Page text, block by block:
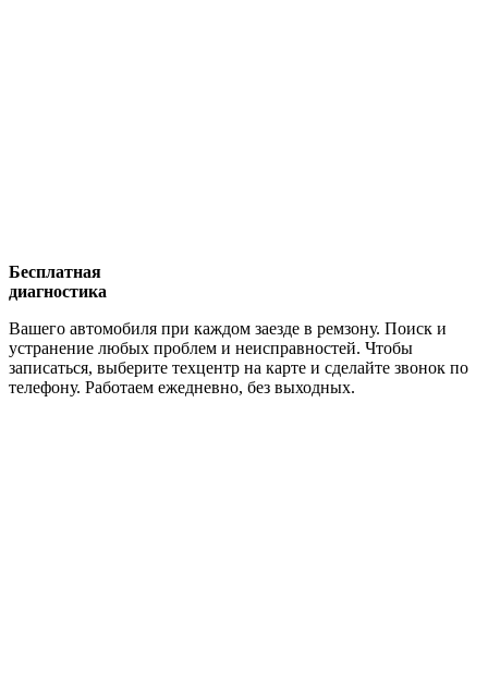
Бесплатная
диагностика
Вашего автомобиля при каждом заезде в ремзону. Поиск и
устранение любых проблем и неисправностей. Чтобы
записаться, выберите техцентр на карте и сделайте звонок по
телефону. Работаем ежедневно, без выходных.